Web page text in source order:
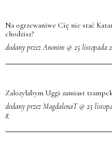
Na ogrzewaniwe Cię nie stać
chodzisz?
dodany przez Anonim @ 25 listopada
Zalozylabym Uggi zamiast
dodany przez MagdalenaT @ 25
#